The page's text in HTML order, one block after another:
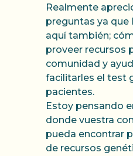
Realmente
preguntas ya que
aquí también;
proveer recursos
comunidad y
facilitarles el test
pacientes.
Estoy pensando
donde vuestra
pueda encontrar
de recursos